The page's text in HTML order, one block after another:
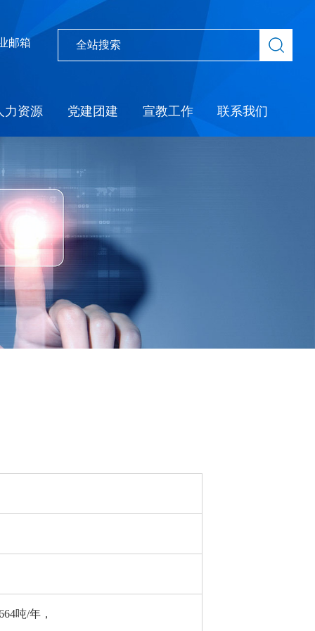
邮箱
力资源 党建团建 宣教工作 联系我们
吨/年，